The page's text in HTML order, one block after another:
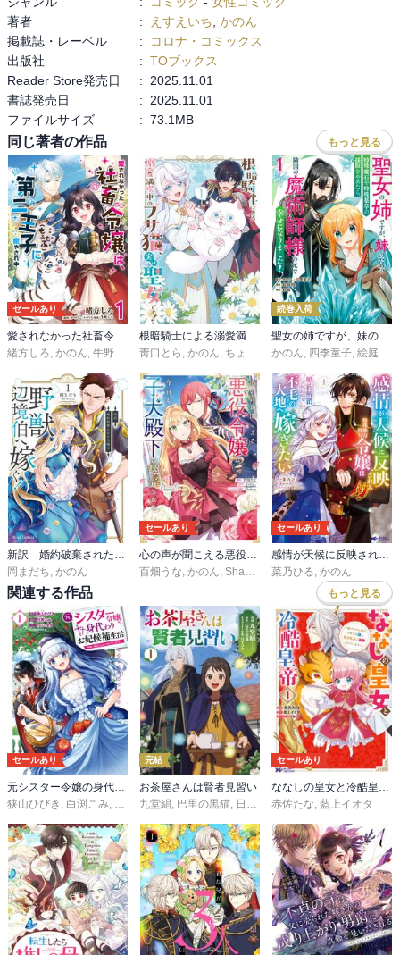
著者
: えすえいち
かのん
掲載誌・レーベル
:
コロナ・コミックス
出版社
: TOブックス
Reader Store発売日
:
2025.11.01
書誌発売日
:
2025.11.01
ファイルサイズ
: 73.1MB
同じ著者の作品 もっと見る
セールあり
愛されなかった社畜令嬢は、第二王子(もふもふ)に癒やされ中
緒方しろ, かのん, 牛野こも
根暗騎士による溺愛満喫中のブサ猫、実は聖女です！【単行本】
靑口とら , かのん, ちょめ仔
続巻入荷
聖女の姉ですが、妹のための特殊魔石や特殊薬草の採取をやめたら、隣国の魔術師様の元で幸せになりました！（コミック）
かのん, 四季童子, 絵庭明
岡まだち かのん
セールあり
百畑うな かのん Shabon
セールあり
菜乃ひる かのん
関連する作品 もっと見る
セールあり
元シスター令嬢の身代わりお妃候補生活 ～神様に無礼な人はこの私が許しません～
狭山ひびき , 白渕こみ, しんいし智歩
完結
お茶屋さんは賢者見習い
九堂絹, 巴里の黒猫, 日下コウ
セールあり
ななしの皇女と冷酷皇帝 ～虐げられた幼女、今世では龍ともふもふに溺愛されています～（コミック）
赤佐たな, 藍上イオタ